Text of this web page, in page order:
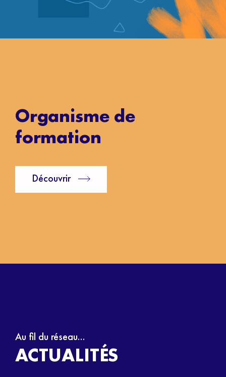
Organisme de
formation
Découvrir
Au fil du réseau...
ACTUALITÉS